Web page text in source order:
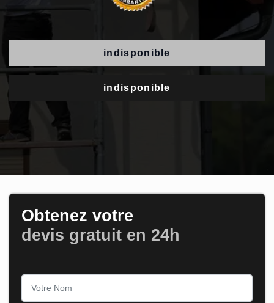
indisponible
indisponible
Obtenez votre
devis gratuit en 24h